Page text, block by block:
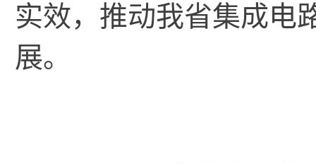
实效，推动我省集成电
展。